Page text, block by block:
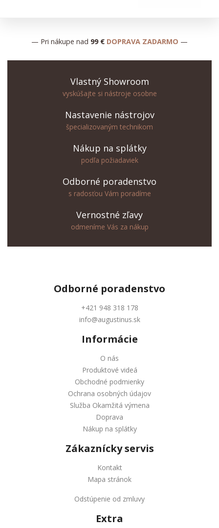
— Pri nákupe nad 99 € DOPRAVA ZADARMO —
Vlastný Showroom
vyskúšajte si nástroje osobne
Nastavenie nástrojov
špecializovaným technikom
Nákup na splátky
podľa požiadaviek
Odborné poradenstvo
s radosťou Vám poradíme
Vernostné zľavy
odmeníme Vás za nákup
Odborné poradenstvo
+421 948 318 178
info@augustinus.sk
Informácie
O nás
Produktové videá
Obchodné podmienky
Ochrana osobných údajov
Služba Okamžitá výmena
Doprava
Nákup na splátky
Zákaznícky servis
Kontakt
Mapa stránok
Odstúpenie od zmluvy
Extra